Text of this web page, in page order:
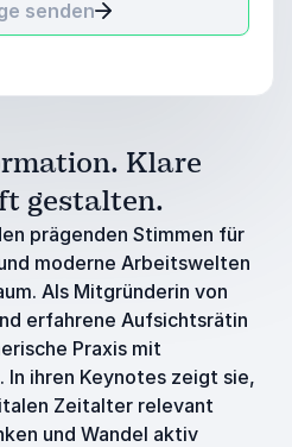
senden
Klare
gestalten.
prägenden Stimmen für
moderne Arbeitswelten
Als Mitgründerin von
erfahrene Aufsichtsrätin
Praxis mit
ihren Keynotes zeigt sie,
Zeitalter relevant
und Wandel aktiv